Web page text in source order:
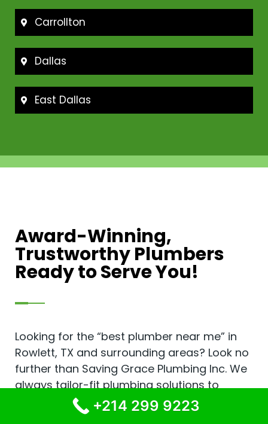
Carrollton
Dallas
East Dallas
Award-Winning,
Trustworthy Plumbers
Ready to Serve You!
Looking for the “best plumber near me” in
Rowlett, TX and surrounding areas? Look no
further than Saving Grace Plumbing Inc. We
always tailor-fit plumbing solutions to
better suit your needs and your property.
We won the Best Plumbers in Allen, TX
+214 299 9223